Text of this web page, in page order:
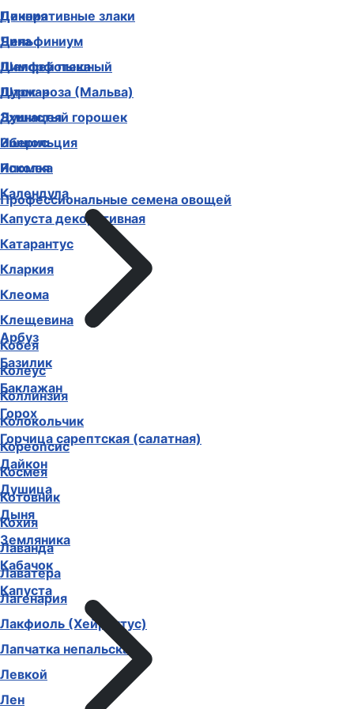
Декоративные злаки
Дельфиниум
Диморфотека
Дурман
Душистый горошек
Иберис
Ипомея
Календула
Капуста декоративная
Катарантус
Кларкия
Клеома
Клещевина
Кобея
Колеус
Коллинзия
Колокольчик
Кореопсис
Космея
Котовник
Кохия
Лаванда
Лаватера
Лагенария
Лакфиоль (Хейрантус)
Лапчатка непальская
Левкой
Лен
Цинния
Чина
Шалфей пышный
Шток-роза (Мальва)
Эхинацея
Эшшольция
Ясколка
Профессиональные семена овощей
Арбуз
Базилик
Баклажан
Горох
Горчица сарептская (салатная)
Дайкон
Душица
Дыня
Земляника
Кабачок
Капуста